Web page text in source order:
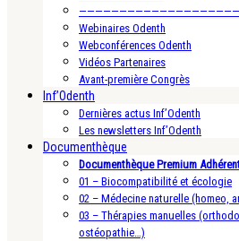
Webinaires Odenth
Webconférences Odenth
Vidéos Partenaires
Avant-première Congrès
Inf’Odenth
Dernières actus Inf’Odenth
Les newsletters Inf’Odenth
Documenthèque
Documenthèque Premium
01 – Biocompatibilité et écologie
02 – Médecine naturelle (homeo,
03 – Thérapies manuelles
ostéopathie…)